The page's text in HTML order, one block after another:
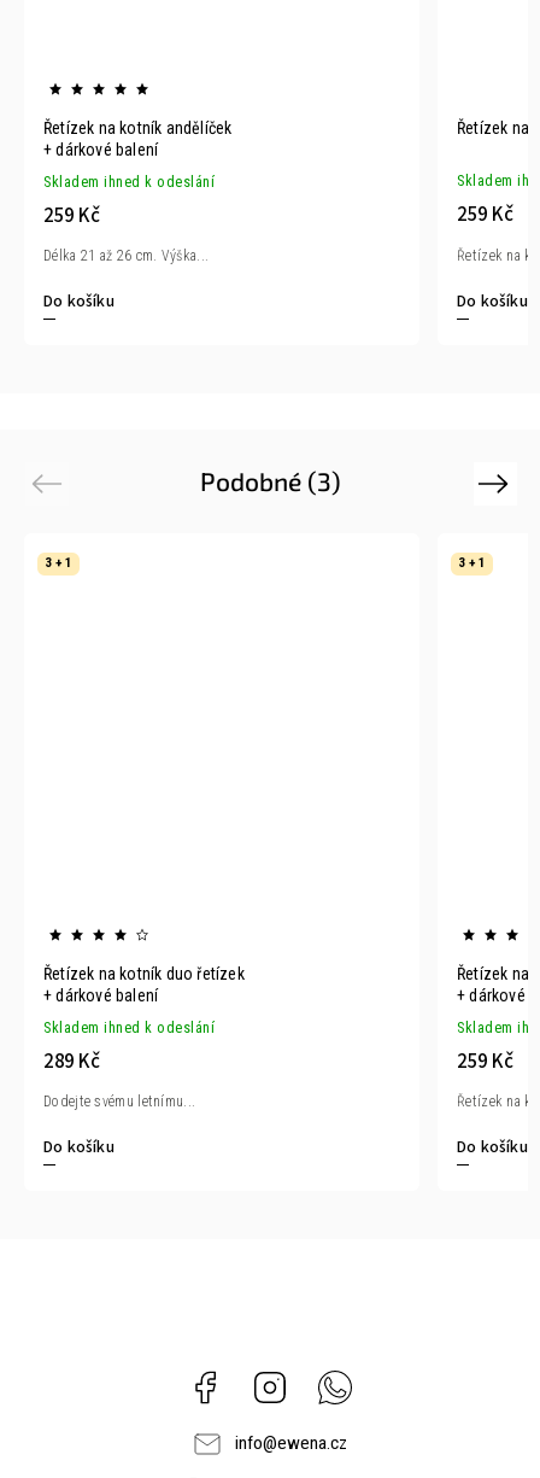
Řetízek na kotník andělíček
+ dárkové balení
Skladem ihned k odeslání
259 Kč
Do košíku
Délka 21 až 26 cm. Výška...
Řetízek na
Skladem
259 Kč
Do košíku
Řetízek na
Podobné (3)
Previous
3 + 1
Řetízek na kotník duo řetízek
+ dárkové balení
Skladem ihned k odeslání
289 Kč
Do košíku
Dodejte svému letnímu...
3 + 1
Řetízek na
+ dárkové
Skladem
259 Kč
Do košíku
Řetízek na
Next
Facebook Instagram
info@ewena.cz